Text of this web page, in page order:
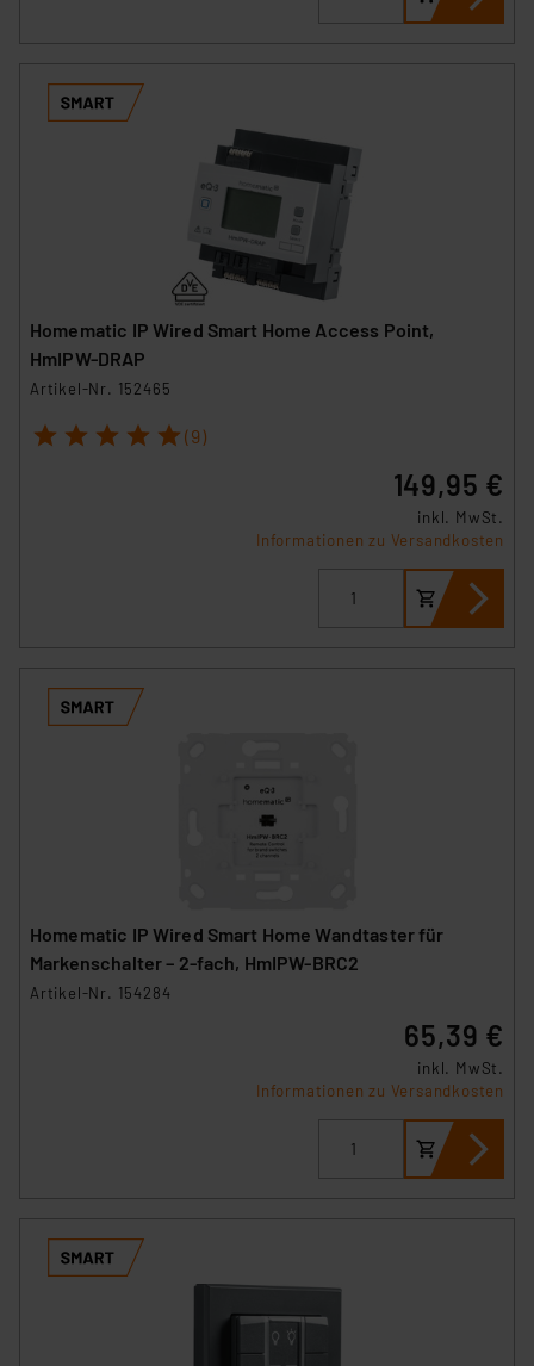
Homematic IP Wired Smart Home Access Point,
HmIPW-DRAP
Artikel-Nr. 152465
1 2 3 4 5 (9)
149,95 €
inkl. MwSt.
Informationen zu Versandkosten
Homematic IP Wired Smart Home Wandtaster für
Markenschalter – 2-fach, HmIPW-BRC2
Artikel-Nr. 154284
65,39 €
inkl. MwSt.
Informationen zu Versandkosten